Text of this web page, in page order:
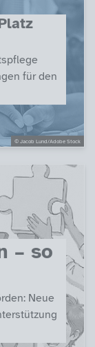
© Jacob Lund/Adobe Stock
für den
– so
Neue